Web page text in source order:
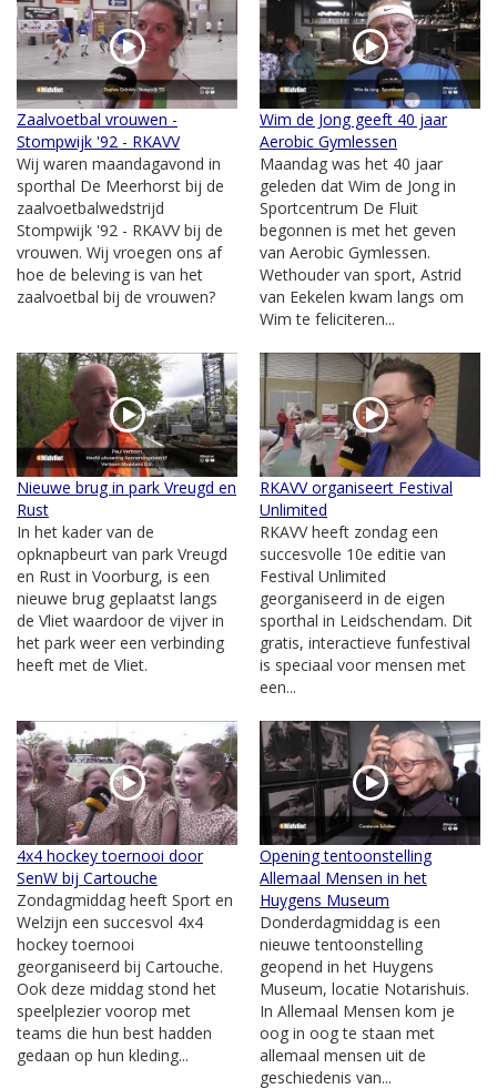
Zaalvoetbal vrouwen -
Stompwijk '92 - RKAVV
Wij waren maandagavond in
sporthal De Meerhorst bij de
zaalvoetbalwedstrijd
Stompwijk '92 - RKAVV bij de
vrouwen. Wij vroegen ons af
hoe de beleving is van het
zaalvoetbal bij de vrouwen?
Wim de Jong geeft 40 jaar
Aerobic Gymlessen
Maandag was het 40 jaar
geleden dat Wim de Jong in
Sportcentrum De Fluit
begonnen is met het geven
van Aerobic Gymlessen.
Wethouder van sport, Astrid
van Eekelen kwam langs om
Wim te feliciteren...
Nieuwe brug in park Vreugd en
Rust
In het kader van de
opknapbeurt van park Vreugd
en Rust in Voorburg, is een
nieuwe brug geplaatst langs
de Vliet waardoor de vijver in
het park weer een verbinding
heeft met de Vliet.
RKAVV organiseert Festival
Unlimited
RKAVV heeft zondag een
succesvolle 10e editie van
Festival Unlimited
georganiseerd in de eigen
sporthal in Leidschendam. Dit
gratis, interactieve funfestival
is speciaal voor mensen met
een...
4x4 hockey toernooi door
SenW bij Cartouche
Zondagmiddag heeft Sport en
Welzijn een succesvol 4x4
hockey toernooi
georganiseerd bij Cartouche.
Ook deze middag stond het
speelplezier voorop met
teams die hun best hadden
gedaan op hun kleding...
Opening tentoonstelling
Allemaal Mensen in het
Huygens Museum
Donderdagmiddag is een
nieuwe tentoonstelling
geopend in het Huygens
Museum, locatie Notarishuis.
In Allemaal Mensen kom je
oog in oog te staan met
allemaal mensen uit de
geschiedenis van...